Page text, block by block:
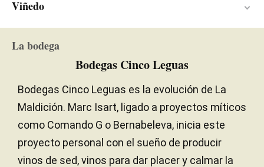
MATERIAL DE
PERÍODO DE CRIANZA
Roble francés
Viñedo
RENDIMIENTOS Rendimientos bajos
SUPERFICIE 2,00 hectáreas
La bodega
Bodegas Cinco Leguas
Bodegas Cinco Leguas es la evolución de La
Maldición. Marc Isart, ligado a proyectos míticos
como Comando G o Bernabeleva, inicia este
proyecto personal con el sueño de producir
vinos de sed, vinos para dar placer y calmar la